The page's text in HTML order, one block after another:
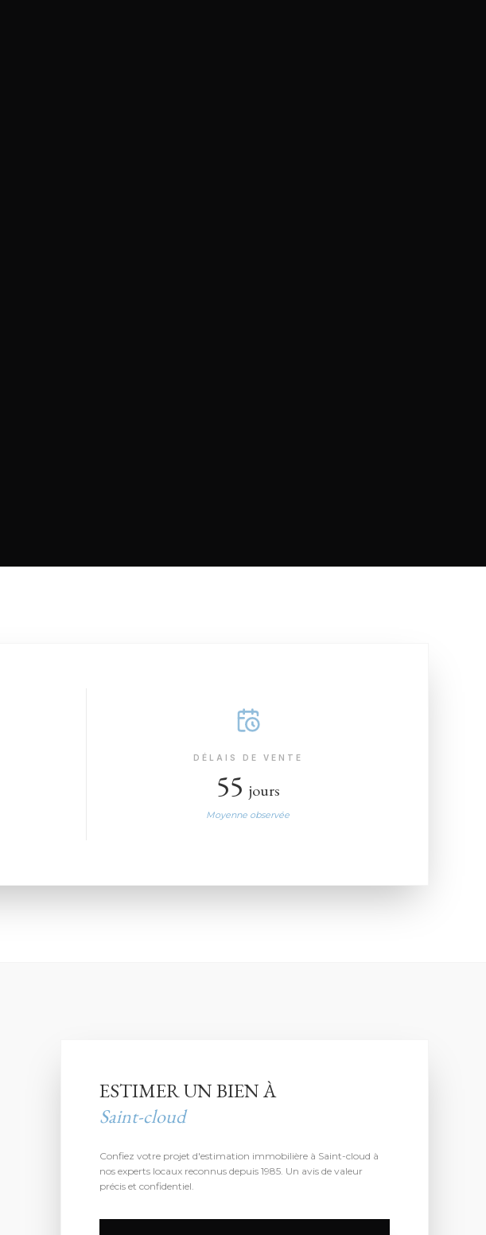
DÉLAIS DE VENTE
55 jours
Moyenne observée
ESTIMER UN BIEN À
Saint-cloud
Confiez votre projet d'estimation immobilière à Saint-cloud à
nos experts locaux reconnus depuis 1985. Un avis de valeur
précis et confidentiel.